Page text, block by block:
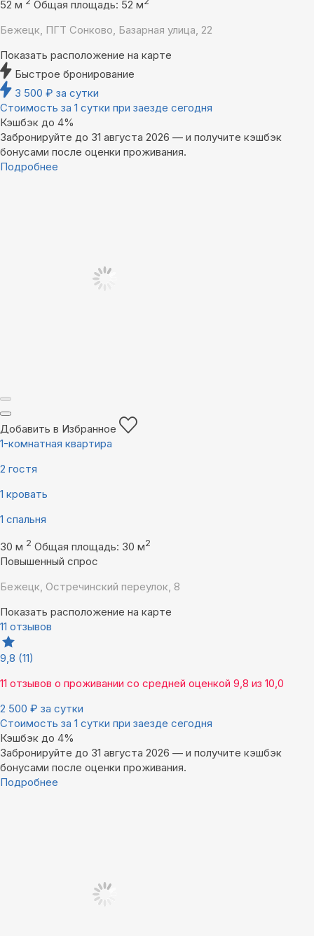
52 м Общая площадь: 52 м
Бежецк, ПГТ Сонково, Базарная улица, 22
Показать расположение на карте
Быстрое бронирование
3 500 ₽ за сутки
Стоимость за 1 сутки при заезде сегодня
Кэшбэк до 4%
Забронируйте до 31 августа 2026 — и получите кэшбэк
бонусами после оценки проживания.
Подробнее
Добавить в Избранное
1-комнатная квартира
2 гостя
1 кровать
1 спальня
30 м 2 Общая площадь: 30 м2
Повышенный спрос
Бежецк, Остречинский переулок, 8
Показать расположение на карте
11 отзывов
9,8 (11)
11 отзывов о проживании со средней оценкой 9,8 из 10,0
2 500 ₽ за сутки
Стоимость за 1 сутки при заезде сегодня
Кэшбэк до 4%
Забронируйте до 31 августа 2026 — и получите кэшбэк
бонусами после оценки проживания.
Подробнее